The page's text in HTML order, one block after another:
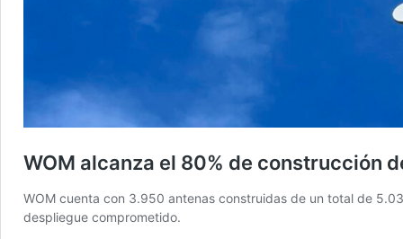
WOM alcanza el 80% de construcción
WOM cuenta con 3.950 antenas construidas de un total de
despliegue comprometido.